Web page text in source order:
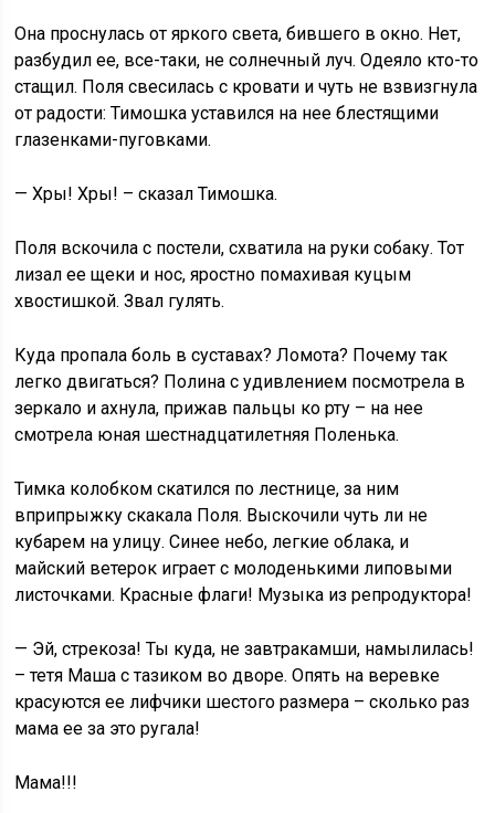
Она проснулась от яркого света, бившего в окно. Нет,
разбудил ее, все-таки, не солнечный луч. Одеяло кто-то
стащил. Поля свесилась с кровати и чуть не взвизгнула
от радости: Тимошка уставился на нее блестящими
глазенками-пуговками.
— Хры! Хры! – сказал Тимошка.
Поля вскочила с постели, схватила на руки собаку. Тот
лизал ее щеки и нос, яростно помахивая куцым
хвостишкой. Звал гулять.
Куда пропала боль в суставах? Ломота? Почему так
легко двигаться? Полина с удивлением посмотрела в
зеркало и ахнула, прижав пальцы ко рту – на нее
смотрела юная шестнадцатилетняя Поленька.
Тимка колобком скатился по лестнице, за ним
вприпрыжку скакала Поля. Выскочили чуть ли не
кубарем на улицу. Синее небо, легкие облака, и
майский ветерок играет с молоденькими липовыми
листочками. Красные флаги! Музыка из репродуктора!
— Эй, стрекоза! Ты куда, не завтракамши, намылилась!
– тетя Маша с тазиком во дворе. Опять на веревке
красуются ее лифчики шестого размера – сколько раз
мама ее за это ругала!
Мама!!!